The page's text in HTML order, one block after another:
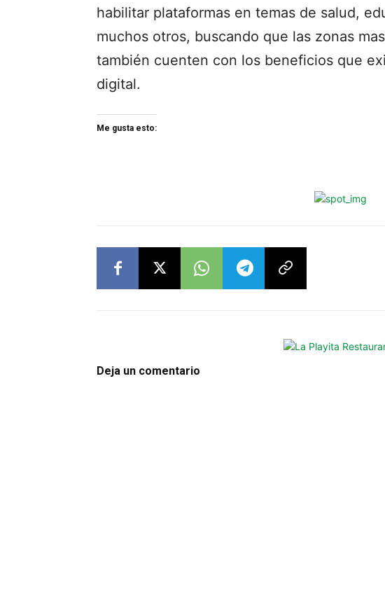
habilitar plataformas en temas de salud,
muchos otros, buscando que las zonas
también cuenten con los beneficios que
digital.
Me gusta esto:
Deja un comentario